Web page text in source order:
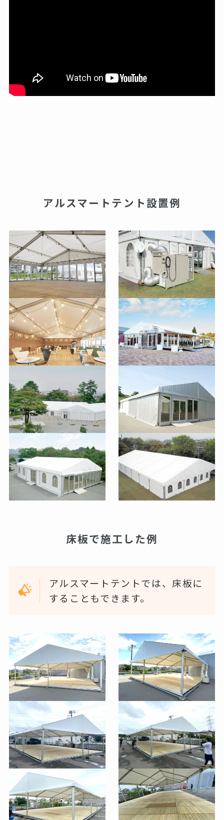
アルスマートテント設置例
床板で施工した例
アルスマートテントでは、床板に
することもできます。